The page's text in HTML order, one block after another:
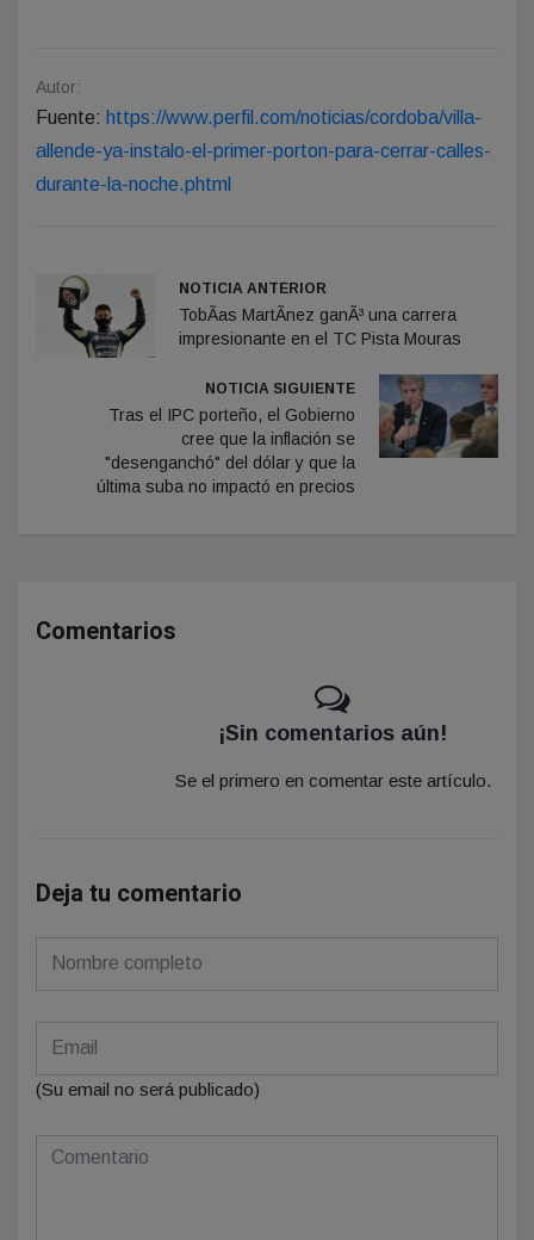
Autor:
Fuente: https://www.perfil.com/noticias/cordoba/villa-
allende-ya-instalo-el-primer-porton-para-cerrar-calles-
durante-la-noche.phtml
NOTICIA ANTERIOR
TobÃ­as MartÃ­nez ganÃ³ una carrera
impresionante en el TC Pista Mouras
NOTICIA SIGUIENTE
Tras el IPC porteño, el Gobierno
cree que la inflación se
"desenganchó" del dólar y que la
última suba no impactó en precios
Comentarios
¡Sin comentarios aún!
Se el primero en comentar este artículo.
Deja tu comentario
(Su email no será publicado)